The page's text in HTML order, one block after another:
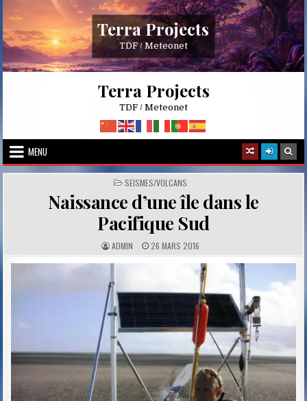
content
Terra Projects
TDF / Meteonet
Terra Projects
TDF / Meteonet
MENU
POSTED
IN
SEISMES/VOLCANS
Naissance d’une île dans le
Pacifique Sud
A
U
T
R
:
ADMIN P
U
H
A
T
:
26 MARS 2016